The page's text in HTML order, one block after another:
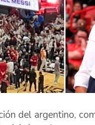
del argentino,